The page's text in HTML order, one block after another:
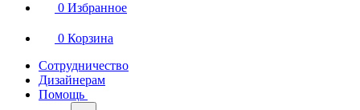
0 Избранное
0 Корзина
Сотрудничество
Дизайнерам
Помощь